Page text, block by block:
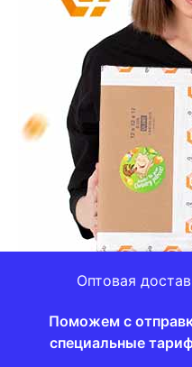
Оптовая
Поможем с
специальные